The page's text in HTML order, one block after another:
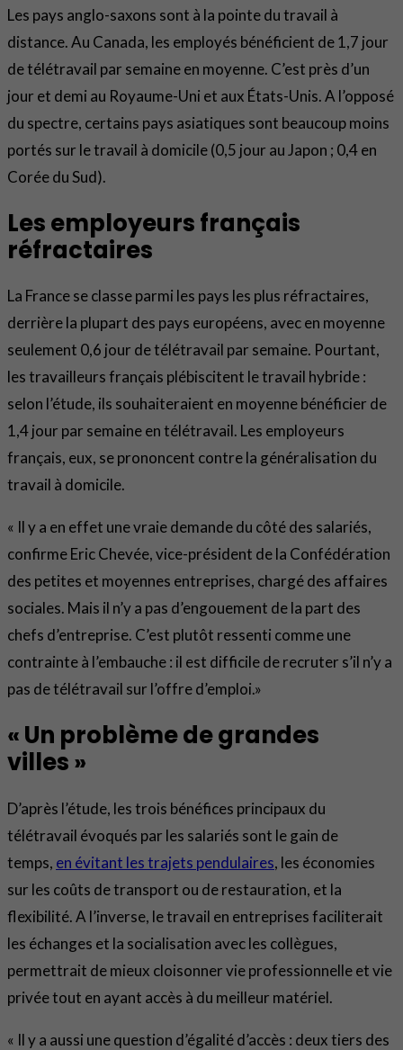
Les pays anglo-saxons sont à la pointe du travail à
distance. Au Canada, les employés bénéficient de 1,7 jour
de télétravail par semaine en moyenne. C’est près d’un
jour et demi au Royaume-Uni et aux États-Unis. A l’opposé
du spectre, certains pays asiatiques sont beaucoup moins
portés sur le travail à domicile (0,5 jour au Japon ; 0,4 en
Corée du Sud).
Les employeurs français
réfractaires
La France se classe parmi les pays les plus réfractaires,
derrière la plupart des pays européens, avec en moyenne
seulement 0,6 jour de télétravail par semaine. Pourtant,
les travailleurs français plébiscitent le travail hybride :
selon l’étude, ils souhaiteraient en moyenne bénéficier de
1,4 jour par semaine en télétravail. Les employeurs
français, eux, se prononcent contre la généralisation du
travail à domicile.
« Il y a en effet une vraie demande du côté des salariés,
confirme Eric Chevée, vice-président de la Confédération
des petites et moyennes entreprises, chargé des affaires
sociales. Mais il n’y a pas d’engouement de la part des
chefs d’entreprise. C’est plutôt ressenti comme une
contrainte à l’embauche : il est difficile de recruter s’il n’y a
pas de télétravail sur l’offre d’emploi.»
« Un problème de grandes
villes »
D’après l’étude, les trois bénéfices principaux du
télétravail évoqués par les salariés sont le gain de
temps, en évitant les trajets pendulaires, les économies
sur les coûts de transport ou de restauration, et la
flexibilité. A l’inverse, le travail en entreprises faciliterait
les échanges et la socialisation avec les collègues,
permettrait de mieux cloisonner vie professionnelle et vie
privée tout en ayant accès à du meilleur matériel.
« Il y a aussi une question d’égalité d’accès : deux tiers des